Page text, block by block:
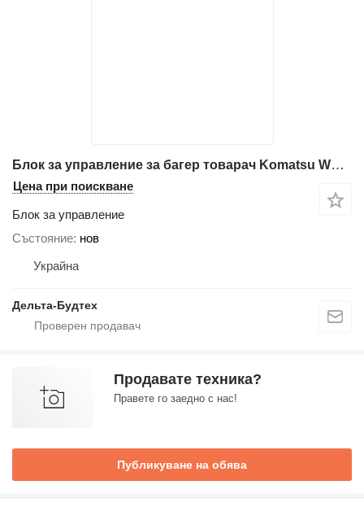
Блок за управление за багер товарач Komatsu WB97R-5
Цена при поискване
Блок за управление
Състояние нов
Украйна
Дельта-Будтех
Продавате техника?
Правете го заедно с нас!
Публикуване на обява